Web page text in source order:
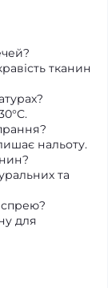
тканин
нальоту.
та
спрею?
для